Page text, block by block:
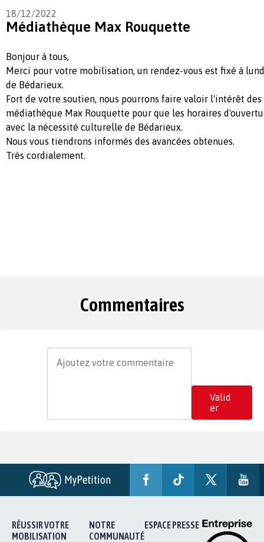
18/12/2022
Médiathèque Max Rouquette
Bonjour à tous,
Merci pour votre mobilisation, un rendez-vous est fixé à
de Bédarieux.
Fort de votre soutien, nous pourrons faire valoir l'intérêt des
médiathèque Max Rouquette pour que les horaires
avec la nécessité culturelle de Bédarieux.
Nous vous tiendrons informés des avancées obtenues.
Très cordialement.
Commentaires
Valid
er
RÉUSSIR VOTRE
MOBILISATION
NOTRE
COMMUNAUTÉ
ESPACE PRESSE